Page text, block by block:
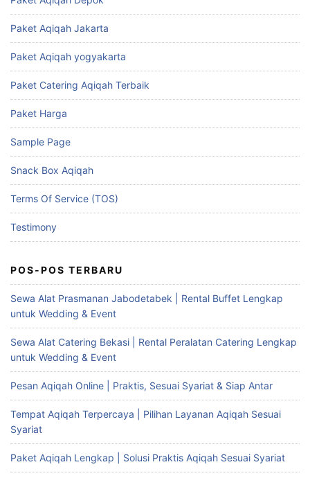
Paket Aqiqah Jakarta
Paket Aqiqah yogyakarta
Paket Catering Aqiqah Terbaik
Paket Harga
Sample Page
Snack Box Aqiqah
Terms Of Service (TOS)
Testimony
POS-POS TERBARU
Sewa Alat Prasmanan Jabodetabek | Rental Buffet Lengkap
untuk Wedding & Event
Sewa Alat Catering Bekasi | Rental Peralatan Catering Lengkap
untuk Wedding & Event
Pesan Aqiqah Online | Praktis, Sesuai Syariat & Siap Antar
Tempat Aqiqah Terpercaya | Pilihan Layanan Aqiqah Sesuai
Syariat
Paket Aqiqah Lengkap | Solusi Praktis Aqiqah Sesuai Syariat